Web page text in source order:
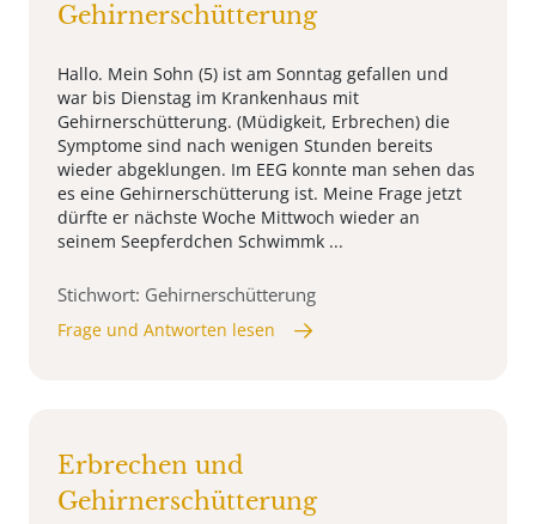
Gehirnerschütterung
Hallo. Mein Sohn (5) ist am Sonntag gefallen und
war bis Dienstag im Krankenhaus mit
Gehirnerschütterung. (Müdigkeit, Erbrechen) die
Symptome sind nach wenigen Stunden bereits
wieder abgeklungen. Im EEG konnte man sehen das
es eine Gehirnerschütterung ist. Meine Frage jetzt
dürfte er nächste Woche Mittwoch wieder an
seinem Seepferdchen Schwimmk ...
Stichwort: Gehirnerschütterung
Frage und Antworten lesen
Erbrechen und
Gehirnerschütterung